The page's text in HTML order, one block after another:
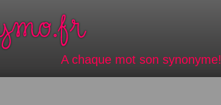
A chaque mot son synonyme!